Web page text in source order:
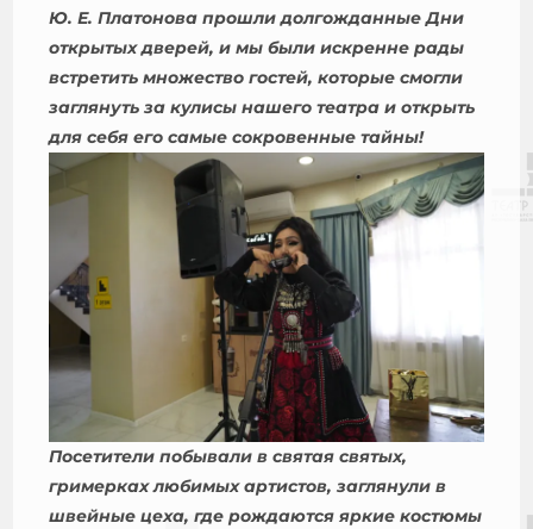
Ю. Е. Платонова прошли долгожданные Дни
открытых дверей, и мы были искренне рады
встретить множество гостей, которые смогли
заглянуть за кулисы нашего театра и открыть
для себя его самые сокровенные тайны!
Посетители побывали в святая святых,
гримерках любимых артистов, заглянули в
швейные цеха, где рождаются яркие костюмы